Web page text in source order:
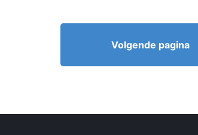
Volgende pagina